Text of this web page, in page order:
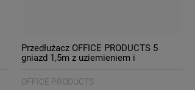
Przedłużacz OFFICE PRODUCTS 5
gniazd 1,5m z uziemieniem i
OFFICE PRODUCTS